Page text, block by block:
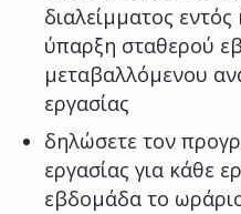
διαλείμματος
ύπαρξη σταθερού
μεταβαλλόμενου
εργασίας
δηλώσετε τον
εργασίας για κάθε
εβδομάδα το ωράριο